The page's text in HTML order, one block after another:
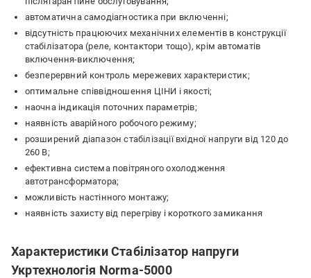
автоматична самодіагностика при включенні;
відсутність працюючих механічних елементів в конструкції
стабілізатора (реле, контактори тощо), крім автоматів
включення-виключення;
безперервний контроль мережевих характеристик;
оптимальне співвідношення ЦІНИ і якості;
наочна індикація поточних параметрів;
наявність аварійного робочого режиму;
розширений діапазон стабілізації вхідної напруги від 120 до
260 В;
ефективна система повітряного охолодження
автотрансформатора;
можливість настінного монтажу;
наявність захисту від перегріву і короткого замикання
Характеристики Стабілізатор напруги
Укртехнологія Norma-5000